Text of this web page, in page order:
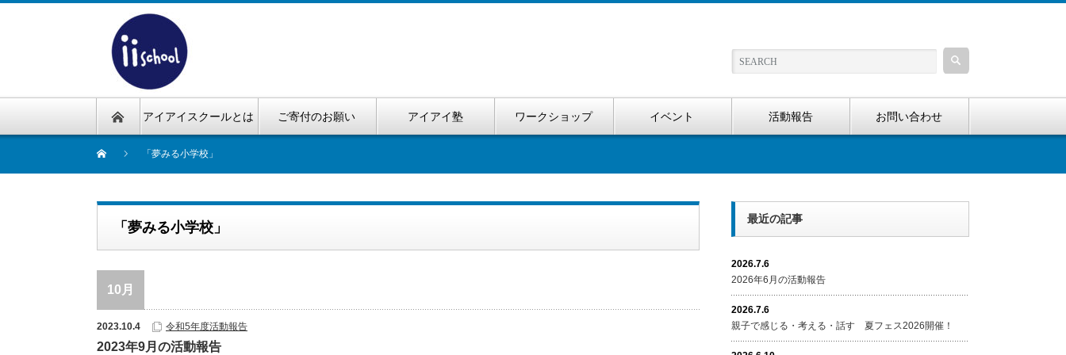
アイアイスクールとは ご寄付のお願い アイアイ塾 ワークショップ イベント 活動報告 お問い合わせ
「夢みる小学校」
「夢みる小学校」
10月
2023.10.4 令和5年度活動報告
2023年9月の活動報告
最近の記事
2026.7.6
2026年6月の活動報告
2026.7.6
親子で感じる・考える・話す 夏フェス2026開催！